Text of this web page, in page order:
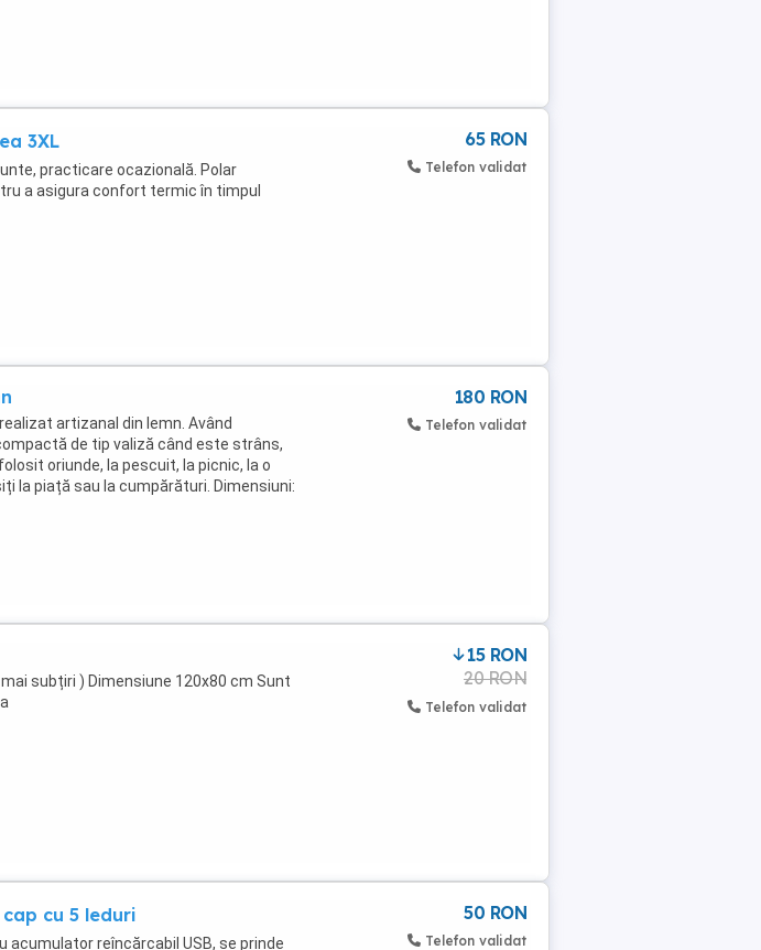
3XL
practicare ocazională. Polar
a asigura confort termic în timpul
65 RON
Telefon validat
artizanal din lemn. Având
de tip valiză când este strâns,
oriunde, la pescuit, la picnic, la o
la piață sau la cumpărături. Dimensiuni:
180 RON
Telefon validat
subțiri ) Dimensiune 120x80 cm Sunt
15 RON
20 RON
Telefon validat
cu 5 leduri
acumulator reîncărcabil USB, se prinde
50 RON
Telefon validat